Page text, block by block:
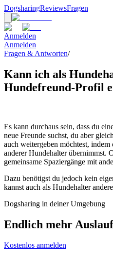
DogsharingReviewsFragen
Anmelden
Anmelden
Fragen & Antworten/
Kann ich als
Hundefreund-Profil
Es kann durchaus sein, dass du
neue Freunde suchst, du aber
auch weitergeben möchtest,
anderer Hundehalter übernimmst.
gemeinsame Spaziergänge mit
Dazu benötigst du jedoch kein
kannst auch als Hundehalter
Dogsharing in deiner Umgebung
Endlich mehr
Kostenlos anmelden